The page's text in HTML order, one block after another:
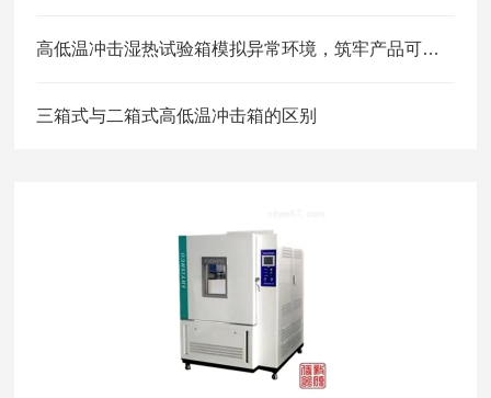
高低温冲击湿热试验箱模拟异常环境，筑牢产品可靠性防线
三箱式与二箱式高低温冲击箱的区别